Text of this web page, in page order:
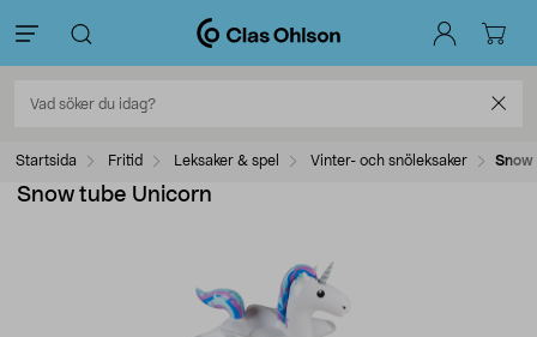
Startsida Fritid Leksaker & spel Vinter- och snöleksaker Snow
Snow tube Unicorn